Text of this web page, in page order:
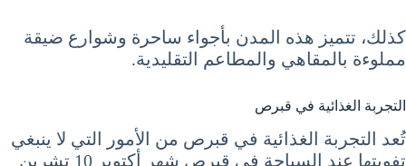
كذلك، تتميز هذه المدن بأجواء ساحرة وشوارع ضيقة
مملوءة بالمقاهي والمطاعم التقليدية.
التجربة الغذائية في قبرص
تُعد التجربة الغذائية في قبرص من الأمور التي لا ينبغي
تفويتها عند السياحة في قبرص شهر أكتوبر 10 تشرين